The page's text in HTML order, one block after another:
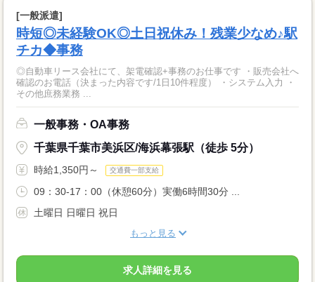
[一般派遣]
時短◎未経験OK◎土日祝休み！残業少なめ♪駅
チカ◆事務
◎自動車リース会社にて、架電確認+事務のお仕事です ・販売会社へ
確認のお電話（決まった内容です/1日10件程度） ・システム入力 ・
その他庶務業務 ...
一般事務・OA事務
千葉県千葉市美浜区/海浜幕張駅（徒歩 5分）
時給1,350円～ 交通費一部支給
09：30-17：00（休憩60分）実働6時間30分 ...
土曜日 日曜日 祝日
もっと見る
求人詳細を見る